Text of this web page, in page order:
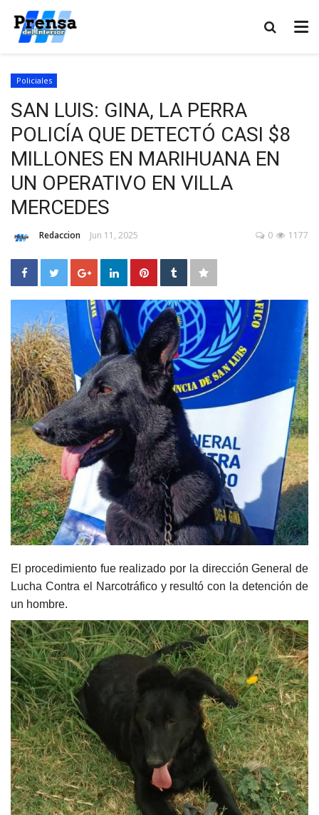
Policiales
SAN LUIS: GINA, LA PERRA
POLICÍA QUE DETECTÓ CASI $8
MILLONES EN MARIHUANA EN
UN OPERATIVO EN VILLA
MERCEDES
Redaccion Jun 11, 2025 1177
0
El procedimiento fue realizado por la dirección General de
Lucha Contra el Narcotráfico y resultó con la detención de
un hombre.